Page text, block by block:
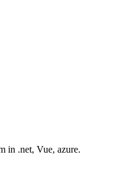
in .net, Vue, azure.